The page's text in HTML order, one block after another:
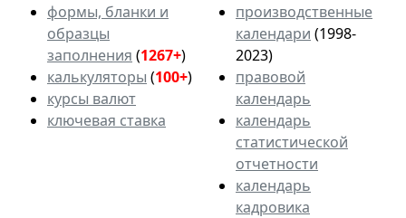
формы, бланки и
образцы
заполнения (1267+)
калькуляторы (100+)
курсы валют
ключевая ставка
производственные
календари (1998-
2023)
правовой
календарь
календарь
статистической
отчетности
календарь
кадровика